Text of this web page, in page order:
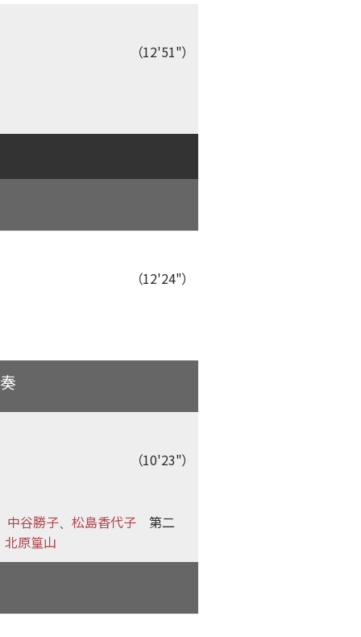
（12'51"）
（12'24"）
（10'23"）
中谷勝子、 松島香代子
第二
北原篁山